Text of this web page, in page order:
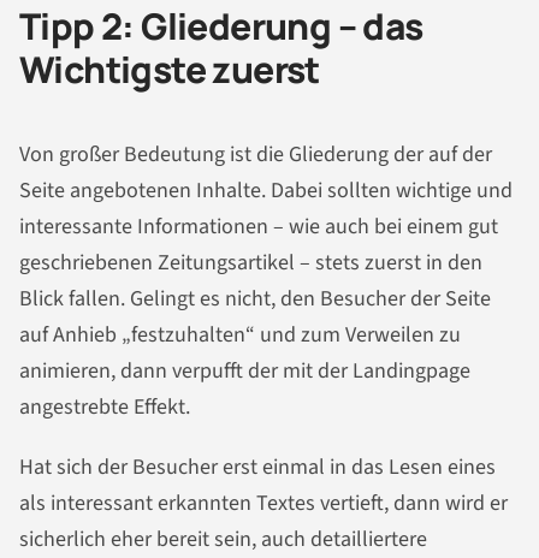
Tipp 2: Gliederung – das
Wichtigste zuerst
Von großer Bedeutung ist die Gliederung der auf der
Seite angebotenen Inhalte. Dabei sollten wichtige und
interessante Informationen – wie auch bei einem gut
geschriebenen Zeitungsartikel – stets zuerst in den
Blick fallen. Gelingt es nicht, den Besucher der Seite
auf Anhieb „festzuhalten“ und zum Verweilen zu
animieren, dann verpufft der mit der Landingpage
angestrebte Effekt.
Hat sich der Besucher erst einmal in das Lesen eines
als interessant erkannten Textes vertieft, dann wird er
sicherlich eher bereit sein, auch detailliertere